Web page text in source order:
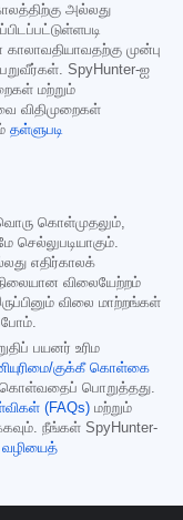
அல்லது
காலாவதியாவதற்கு முன்பு
SpyHunter-ஐ
மற்றும்
விதிமுறைகள்
தள்ளுபடி
கொள்முதலும்,
செல்லுபடியாகும்.
எதிர்காலக்
விலையேற்றம்
விலை மாற்றங்கள்
பயனர் உரிம
குக்கீ கொள்கை
பொறுத்தது.
(FAQs) மற்றும்
நீங்கள் SpyHunter-